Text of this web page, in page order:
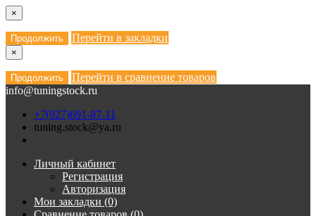
×
Продолжить Перейти в закладки
×
Продолжить
Перейти в сравнение товаров
info@tuningstock.ru
+7(927)691-87-11
tuning.stock@ya.ru
Личный кабинет
Регистрация
Авторизация
Мои закладки (0)